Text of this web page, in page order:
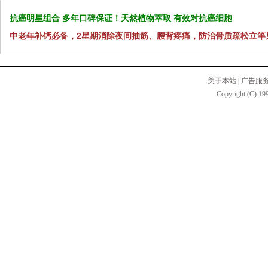
抗癌明星组合 多年口碑保证！天然植物萃取 有效对抗癌细胞
中老年补钙必备，2星期消除夜间抽筋、腰背疼痛，防治骨质疏松立竿
关于本站
广告服
Copyright (C)